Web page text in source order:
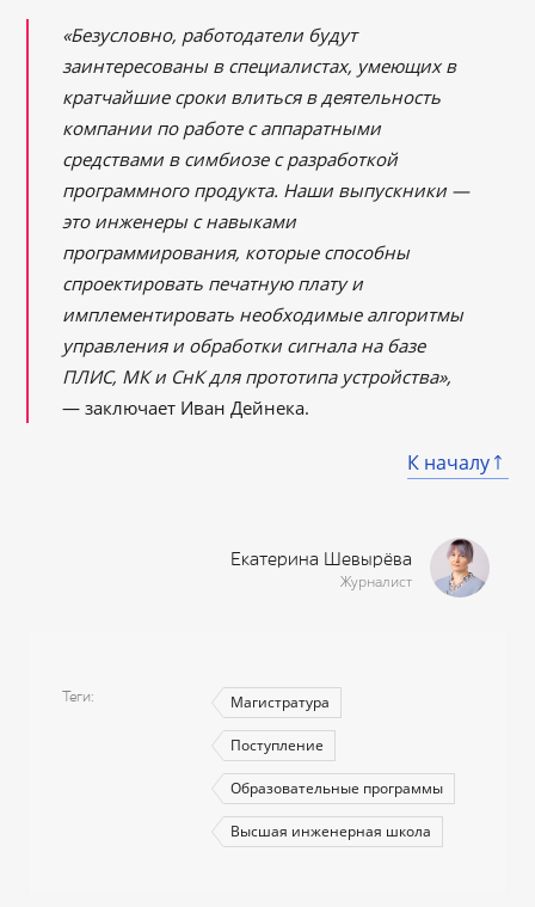
«Безусловно, работодатели будут
заинтересованы в специалистах, умеющих в
кратчайшие сроки влиться в деятельность
компании по работе с аппаратными
средствами в симбиозе с разработкой
программного продукта. Наши выпускники —
это инженеры с навыками
программирования, которые способны
спроектировать печатную плату и
имплементировать необходимые алгоритмы
управления и обработки сигнала на базе
ПЛИС, МК и СнК для прототипа устройства»,
― заключает Иван Дейнека.
К началу
Екатерина Шевырёва
Журналист
Теги Магистратура
Поступление
Образовательные программы
Высшая инженерная школа